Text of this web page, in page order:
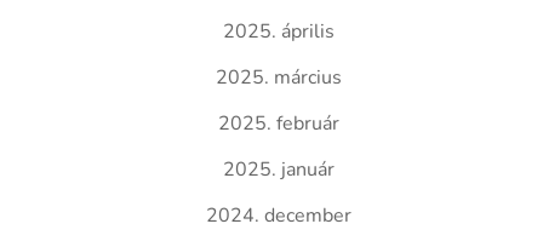
2025. április
2025. március
2025. február
2025. január
2024. december